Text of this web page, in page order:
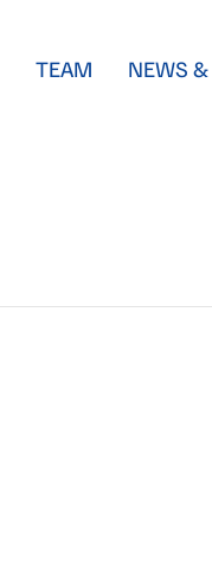
TEAM NEWS